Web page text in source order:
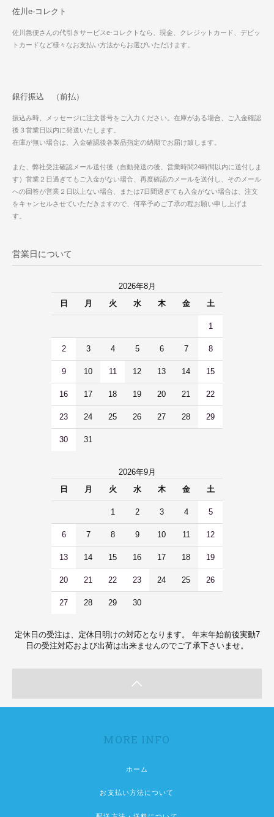
佐川e-コレクト
佐川急便さんの代引きサービスe-コレクトなら、現金、クレジットカード、デビッ
トカードなど様々なお支払い方法からお選びいただけます。
銀行振込 （前払）
振込み時、メッセージに注文番号をご入力ください。在庫がある場合、ご入金確認
後３営業日以内に発送いたします。
在庫が無い場合は、入金確認後各製品指定の納期でお届け致します。
また、弊社受注確認メール送付後（自動発送の後、営業時間24時間以内に送付しま
す）営業２日過ぎてもご入金がない場合、再度確認のメールを送付し、そのメール
への回答が営業２日以上ない場合、または7日間過ぎても入金がない場合は、注文
をキャンセルさせていただきますので、何卒予めご了承の程お願い申し上げま
す。
営業日について
2026年8月
日
月 火 水 木 金 土
1
2 3 4 5 6 7 8
9 10 11 12 13 14 15
16 17 18 19 20 21 22
23 24 25 26 27 28 29
30 31
2026年9月
日
月 火 水 木 金 土
1 2 3 4 5
6 7 8 9 10 11 12
13 14 15 16 17 18 19
20 21 22 23 24 25 26
27 28 29 30
定休日の受注は、定休日明けの対応となります。 年末年始前後実動7
日の受注対応および出荷は出来ませんのでご了承下さいませ。
MORE INFO
ホーム
お支払い方法について